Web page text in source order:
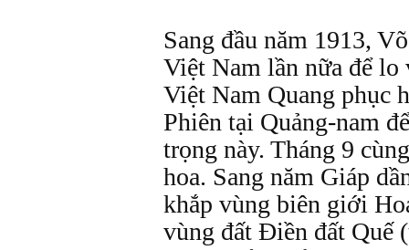
Sang đầu năm 1913,
Việt Nam lần nữa để lo
Việt Nam Quang phục
Phiên tại Quảng-nam
trọng này. Tháng 9
hoa. Sang năm Giáp
khắp vùng biên giới
vùng đất Điền đất Quế